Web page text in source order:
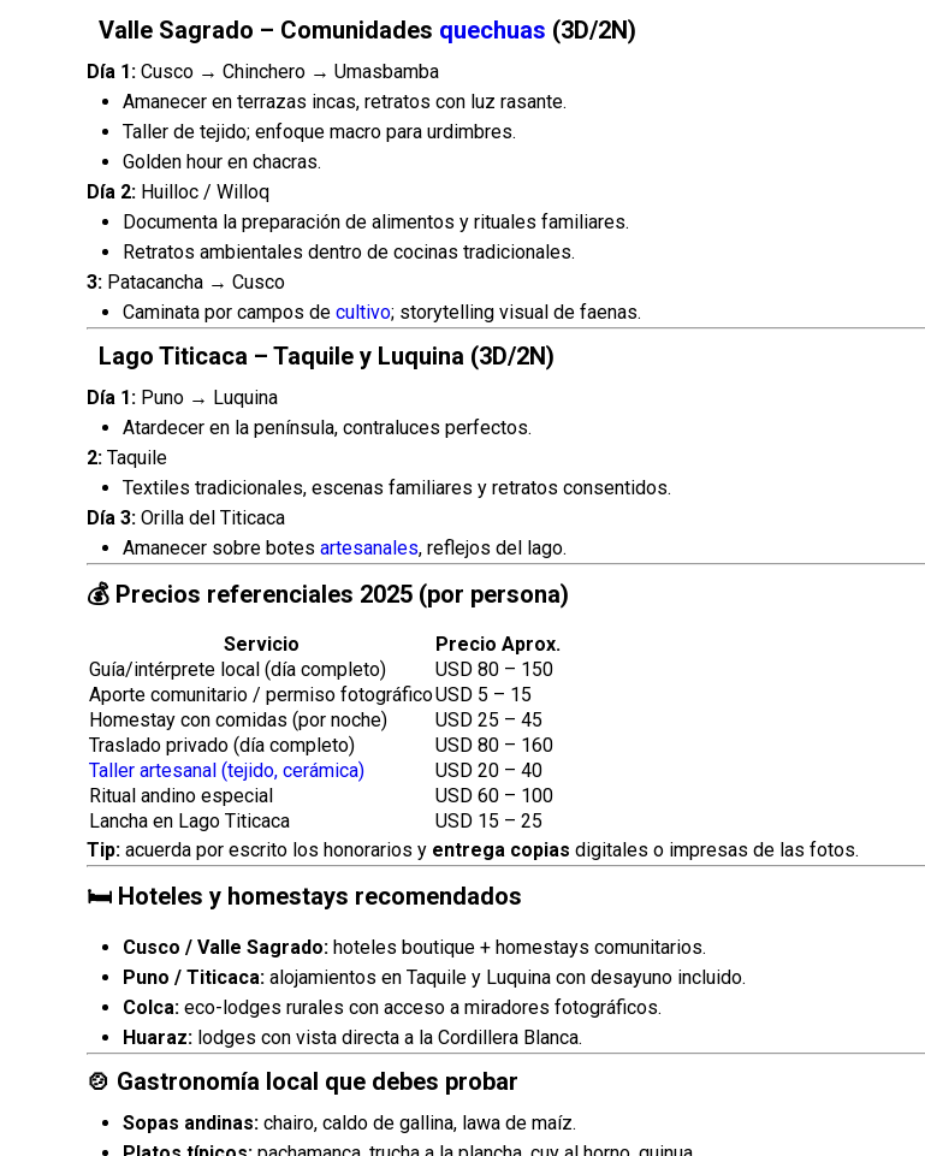
Valle Sagrado – Comunidades quechuas (3D/2N)
Día 1: Cusco → Chinchero → Umasbamba
Amanecer en terrazas incas, retratos con luz rasante.
Taller de tejido; enfoque macro para urdimbres.
Golden hour en chacras.
Día 2: Huilloc / Willoq
Documenta la preparación de alimentos y rituales familiares.
Retratos ambientales dentro de cocinas tradicionales.
3: Patacancha → Cusco
Caminata por campos de cultivo; storytelling visual de faenas.
Lago Titicaca – Taquile y Luquina (3D/2N)
Día 1: Puno → Luquina
Atardecer en la península, contraluces perfectos.
2: Taquile
Textiles tradicionales, escenas familiares y retratos consentidos.
Día 3: Orilla del Titicaca
Amanecer sobre botes artesanales, reflejos del lago.
💰 Precios referenciales 2025 (por persona)
Servicio
Precio Aprox.
Guía/intérprete local (día completo)
USD 80 – 150
Aporte comunitario / permiso fotográficoUSD 5 – 15
Homestay con comidas (por noche)
USD 25 – 45
Traslado privado (día completo)
USD 80 – 160
Taller artesanal (tejido, cerámica)
USD 20 – 40
Ritual andino especial
USD 60 – 100
Lancha en Lago Titicaca
USD 15 – 25
Tip: acuerda por escrito los honorarios y entrega copias digitales o impresas de las fotos.
🛏 Hoteles y homestays recomendados
Cusco / Valle Sagrado: hoteles boutique + homestays comunitarios.
Puno / Titicaca: alojamientos en Taquile y Luquina con desayuno incluido.
Colca: eco-lodges rurales con acceso a miradores fotográficos.
Huaraz: lodges con vista directa a la Cordillera Blanca.
🍲 Gastronomía local que debes probar
Sopas andinas: chairo, caldo de gallina, lawa de maíz.